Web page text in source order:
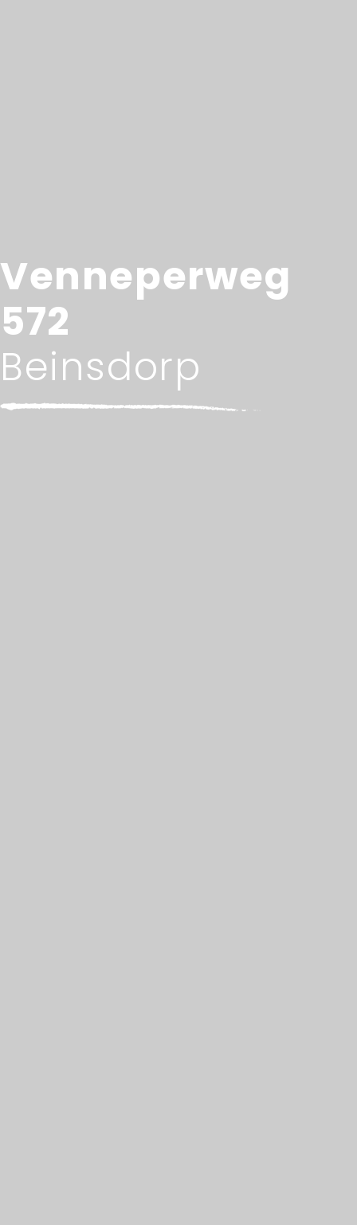
Venneperweg
572
Beinsdorp